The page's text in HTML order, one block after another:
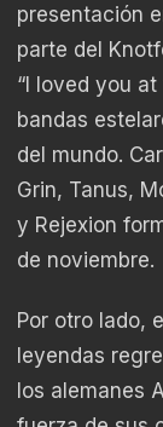
presentación
parte del
“I loved you
bandas
del mundo.
Grin, Tanus,
y Rejexion
de noviembre.
Por otro lado,
leyendas
los alemanes